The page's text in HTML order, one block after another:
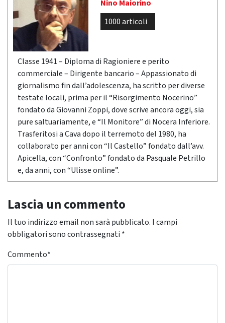
Nino Maiorino
1000 articoli
Classe 1941 – Diploma di Ragioniere e perito
commerciale – Dirigente bancario – Appassionato di
giornalismo fin dall’adolescenza, ha scritto per diverse
testate locali, prima per il “Risorgimento Nocerino”
fondato da Giovanni Zoppi, dove scrive ancora oggi, sia
pure saltuariamente, e “Il Monitore” di Nocera Inferiore.
Trasferitosi a Cava dopo il terremoto del 1980, ha
collaborato per anni con “Il Castello” fondato dall’avv.
Apicella, con “Confronto” fondato da Pasquale Petrillo
e, da anni, con “Ulisse online”.
Lascia un commento
Il tuo indirizzo email non sarà pubblicato. I campi
obbligatori sono contrassegnati *
Commento*